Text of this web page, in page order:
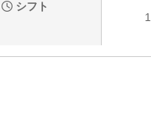
シフト